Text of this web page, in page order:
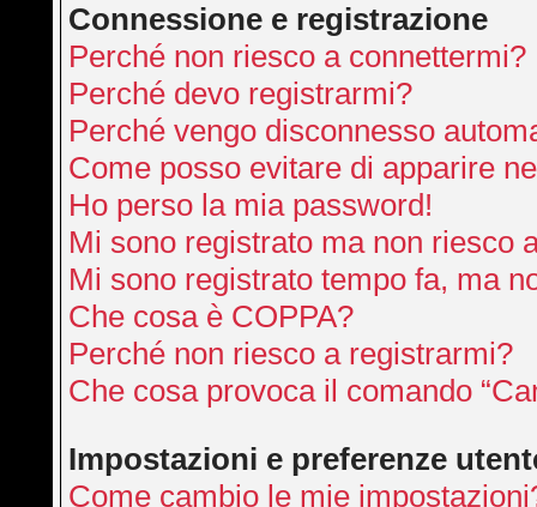
Connessione e registrazione
Perché non riesco a connettermi?
Perché devo registrarmi?
Perché vengo disconnesso
Come posso evitare di apparire
Ho perso la mia password!
Mi sono registrato ma non riesco
Mi sono registrato tempo fa, ma
Che cosa è COPPA?
Perché non riesco a registrarmi?
Che cosa provoca il comando
Impostazioni e preferenze
Come cambio le mie